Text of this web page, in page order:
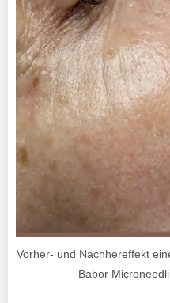
Vorher- und Nachhereffekt
Babor